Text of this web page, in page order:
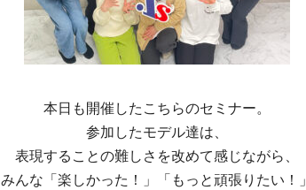
本日も開催したこちらのセミナー。
参加したモデル達は、
表現することの難しさを改めて感じながら、
みんな「楽しかった！」「もっと頑張りたい！」